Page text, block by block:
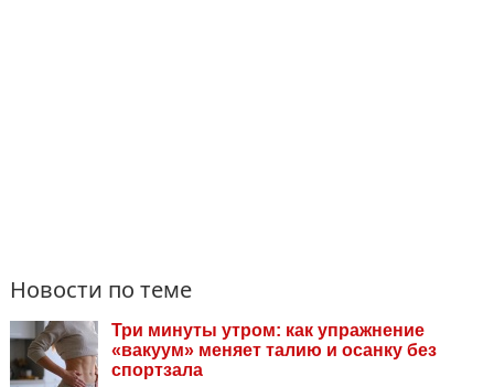
Новости по теме
Три минуты утром: как упражнение
«вакуум» меняет талию и осанку без
спортзала